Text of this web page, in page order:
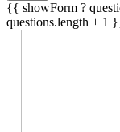
{{ showForm ?
questions.length + 1